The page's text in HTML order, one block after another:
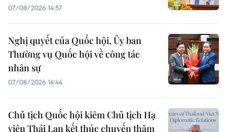
07/08/2026 14:57
Nghị quyết của Quốc hội, Ủy ban
Thường vụ Quốc hội về công tác
nhân sự
07/08/2026 14:44
Chủ tịch Quốc hội kiêm Chủ tịch Hạ
viện Thái Lan kết thúc chuyến thăm